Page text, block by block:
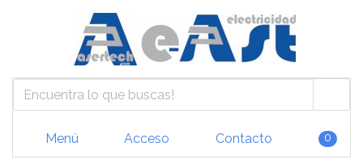
Menú Acceso Contacto 0